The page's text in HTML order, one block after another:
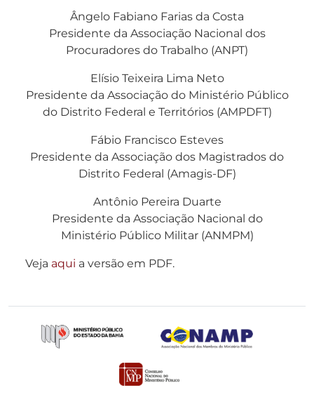
Ângelo Fabiano Farias da Costa
Presidente da Associação Nacional dos
Procuradores do Trabalho (ANPT)
Elísio Teixeira Lima Neto
Presidente da Associação do Ministério Público
do Distrito Federal e Territórios (AMPDFT)
Fábio Francisco Esteves
Presidente da Associação dos Magistrados do
Distrito Federal (Amagis-DF)
Antônio Pereira Duarte
Presidente da Associação Nacional do
Ministério Público Militar (ANMPM)
Veja aqui a versão em PDF.